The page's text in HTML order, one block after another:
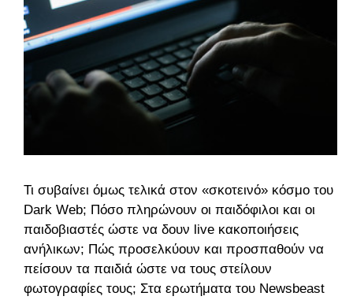
Τι συβαίνει όμως τελικά στον «σκοτεινό» κόσμο του
Dark Web; Πόσο πληρώνουν οι παιδόφιλοι και οι
παιδοβιαστές ώστε να δουν live κακοποιήσεις
ανήλικων; Πώς προσελκύουν και προσπαθούν να
πείσουν τα παιδιά ώστε να τους στείλουν
φωτογραφίες τους; Στα ερωτήματα του Newsbeast